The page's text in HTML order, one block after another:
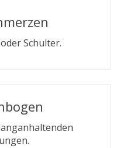
Schulter.